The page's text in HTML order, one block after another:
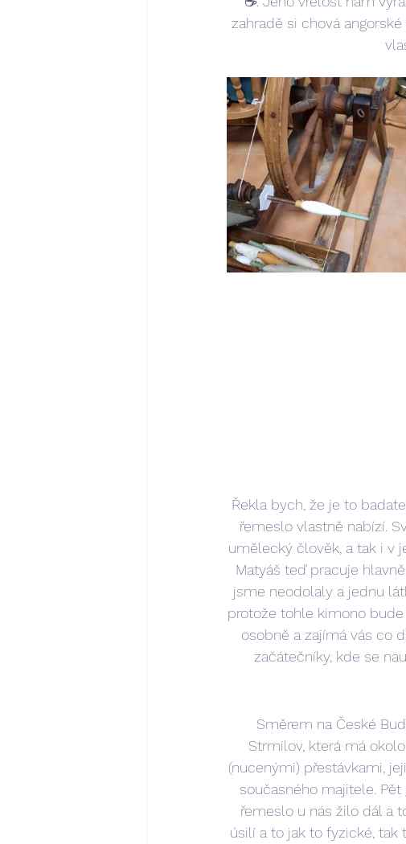
zahradě si chová
Řekla bych, že je to
řemeslo vlastně nabízí.
umělecký člověk, a tak i v
Matyáš teď pracuje
jsme neodolaly a jednu
protože tohle kimono
osobně a zajímá vás co
začátečníky, kde se
Strmilov, která má
(nucenými) přestávkami,
současného majitele.
řemeslo u nás žilo dál a
úsilí a to jak to fyzické,